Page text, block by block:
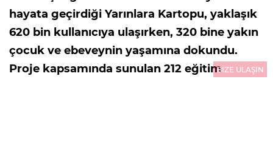
hayata geçirdiği Yarınlara Kartopu, yaklaşık
620 bin kullanıcıya ulaşırken, 320 bine yakın
çocuk ve ebeveynin yaşamına dokundu.
Proje kapsamında sunulan 212 eğitimBİZE ULAŞIN